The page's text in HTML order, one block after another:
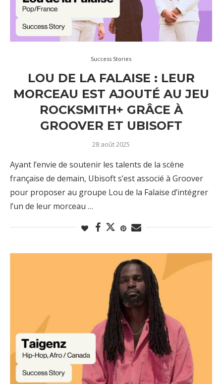
Success Stories
LOU DE LA FALAISE : LEUR
MORCEAU EST AJOUTÉ AU JEU
ROCKSMITH+ GRÂCE À
GROOVER ET UBISOFT
28 août 2025
Ayant l’envie de soutenir les talents de la scène
française de demain, Ubisoft s’est associé à Groover
pour proposer au groupe Lou de la Falaise d’intégrer
l’un de leur morceau …